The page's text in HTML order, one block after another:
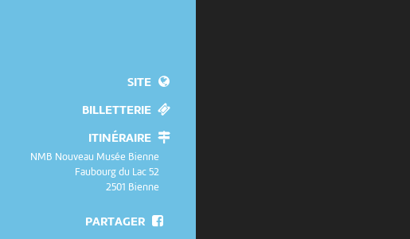
SITE
BILLETTERIE
ITINÉRAIRE
NMB Nouveau Musée Bienne
Faubourg du Lac 52
2501 Bienne
PARTAGER